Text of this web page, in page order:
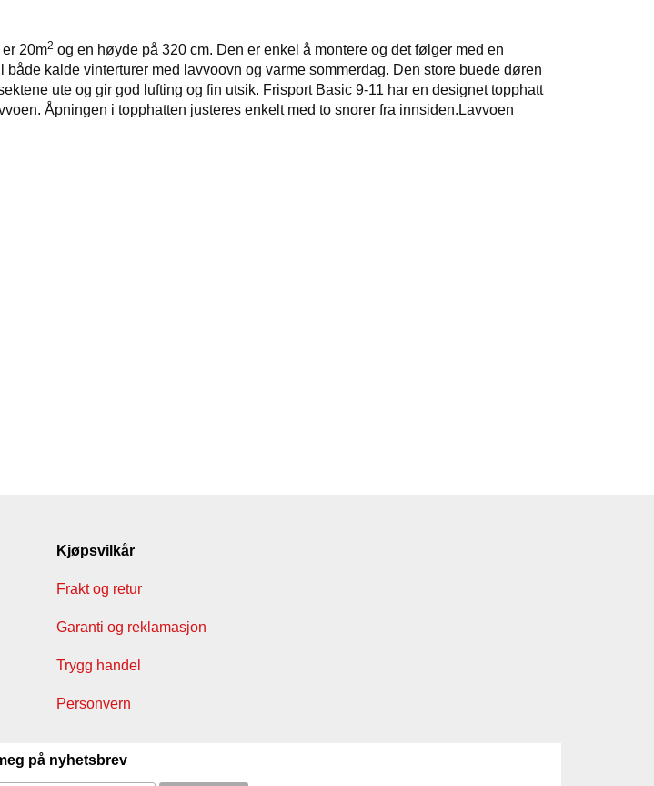
20m2 og en høyde på 320 cm. Den er enkel å montere og det følger med en
kalde vinterturer med lavvoovn og varme sommerdag. Den store buede døren
ute og gir god lufting og fin utsik. Frisport Basic 9-11 har en designet topphatt
Åpningen i topphatten justeres enkelt med to snorer fra innsiden.Lavvoen
Kjøpsvilkår
Frakt og retur
Garanti og reklamasjon
Trygg handel
Personvern
på nyhetsbrev